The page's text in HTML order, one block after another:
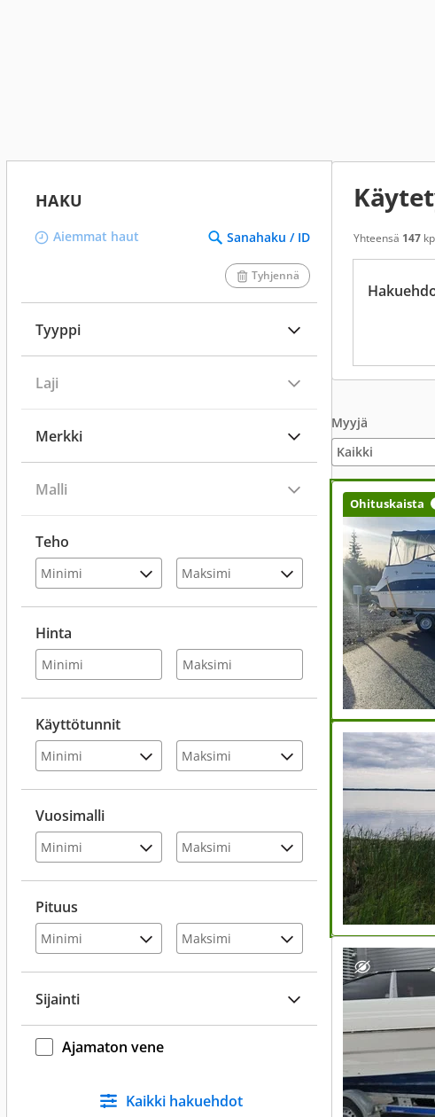
HAKU
Aiemmat haut Sanahaku / ID
Tyhjennä
Tyyppi
Laji
Merkki
Malli
Teho
Hinta
Käyttötunnit
Vuosimalli
Pituus
Sijainti
Ajamaton vene
Kaikki hakuehdot
Yhteensä 147
Myyjä
Ohituskaista